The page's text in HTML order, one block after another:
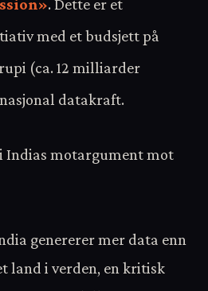
. Dette er et
med et budsjett på
(ca. 12 milliarder
datakraft.
Indias motargument mot
genererer mer data enn
land i verden, en kritisk